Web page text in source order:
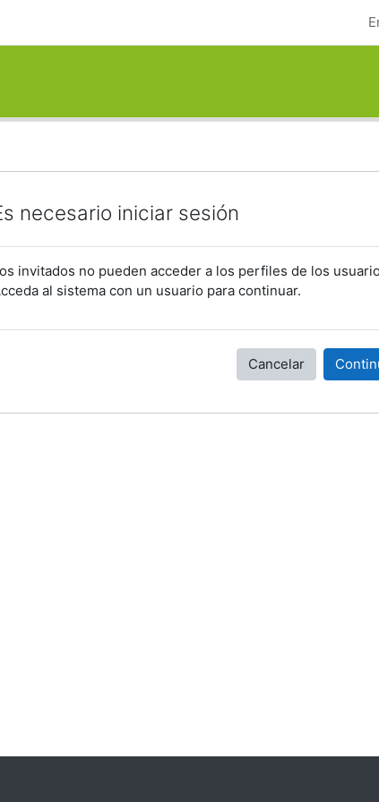
necesario iniciar sesión
invitados no pueden acceder a los perfiles de los
al sistema con un usuario para continuar.
Cancelar